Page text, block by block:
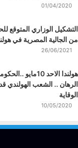
01/04/2020
التشكيل الوزاري المتوقع
من الجالية المصرية في
26/06/2021
هولندا الاحد
الرهان .. الشعب الهولندي
الوقاية
10/05/2020